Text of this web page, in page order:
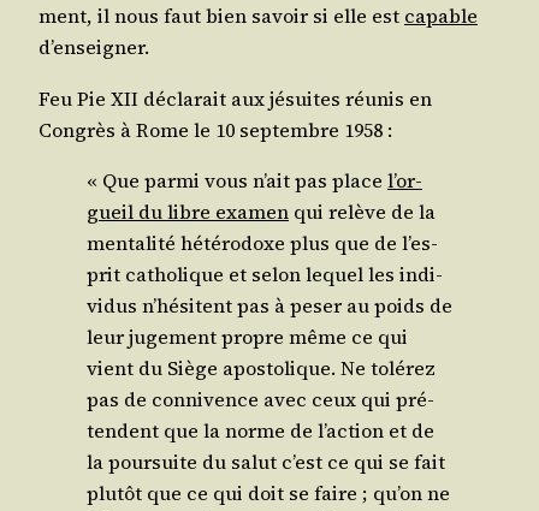
ment, il nous faut bien savoir si elle est capable
d’enseigner.
Feu Pie XII décla­rait aux jésuites réunis en
Congrès à Rome le 10 sep­tembre 1958 :
« Que par­mi vous n’ait pas place l’or­
gueil du libre exa­men qui relève de la
men­ta­li­té hété­ro­doxe plus que de l’es­
prit catho­lique et selon lequel les indi­
vi­dus n’hé­sitent pas à peser au poids de
leur juge­ment propre même ce qui
vient du Siège apos­to­lique. Ne tolé­rez
pas de conni­vence avec ceux qui pré­
tendent que la norme de l’ac­tion et de
la pour­suite du salut c’est ce qui se fait
plu­tôt que ce qui doit se faire ; qu’on ne